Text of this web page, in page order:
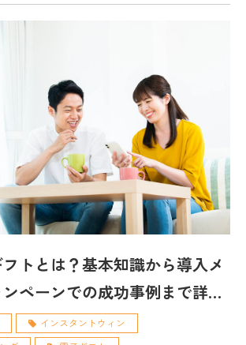
トとは？基本知識から導入メ
ペーンでの成功事例まで詳し
インスタントウィン